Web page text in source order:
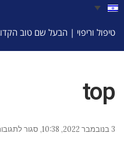
טיפול וריפוי | הבעל שם טוב
top
3 בנובמבר 2022 10:38 סגור